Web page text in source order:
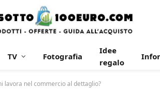
TV Fotografia
Idee
regalo
lavora nel commercio al dettaglio?